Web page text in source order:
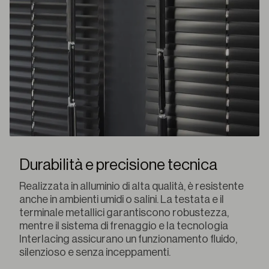
Durabilità e precisione tecnica
Realizzata in alluminio di alta qualità, è resistente
anche in ambienti umidi o salini. La testata e il
terminale metallici garantiscono robustezza,
mentre il sistema di frenaggio e la tecnologia
Interlacing assicurano un funzionamento fluido,
silenzioso e senza inceppamenti.